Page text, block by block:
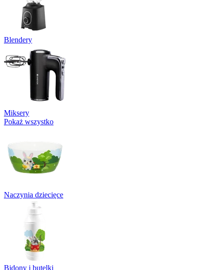
Blendery
Miksery
Pokaż wszystko
Naczynia dziecięce
Bidony i butelki